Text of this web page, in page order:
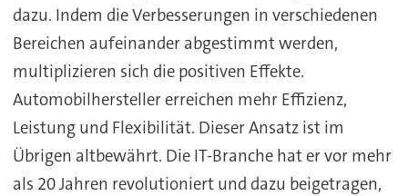
dazu. Indem die Verbesserungen in verschiedenen
Bereichen aufeinander abgestimmt werden,
multiplizieren sich die positiven Effekte.
Automobilhersteller erreichen mehr Effizienz,
Leistung und Flexibilität. Dieser Ansatz ist im
Übrigen altbewährt. Die IT-Branche hat er vor mehr
als 20 Jahren revolutioniert und dazu beigetragen,